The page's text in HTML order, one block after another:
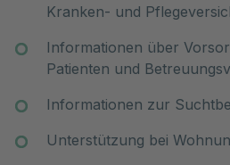
Kranken- und
Informationen über
Patienten und
Informationen zur
Unterstützung bei